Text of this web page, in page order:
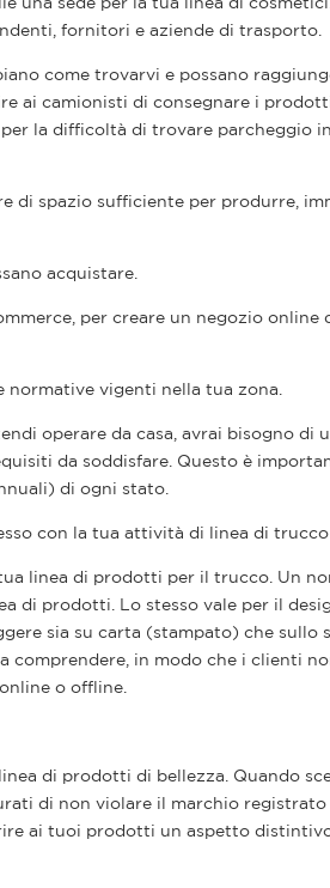
una sede per la tua linea di
fornitori e aziende di trasporto.
come trovarvi e possano
ai camionisti di consegnare i
la difficoltà di trovare parcheggio
di spazio sufficiente per produrre,
acquistare.
per creare un negozio online
vigenti nella tua zona.
operare da casa, avrai bisogno di
da soddisfare. Questo è
di ogni stato.
con la tua attività di linea di trucco
linea di prodotti per il trucco. Un
di prodotti. Lo stesso vale per il
sia su carta (stampato) che sullo
comprendere, in modo che i clienti
o offline.
di prodotti di bellezza. Quando
di non violare il marchio registrato
ai tuoi prodotti un aspetto